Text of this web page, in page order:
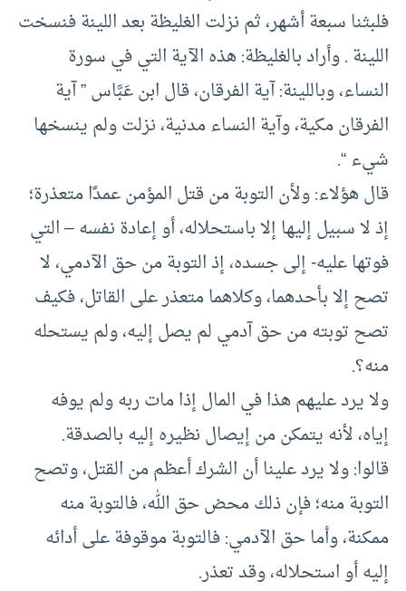
فلبثنا سبعة أشهر، ثم نزلت الغليظة بعد اللينة فنسخت
اللينة . وأراد بالغليظة: هذه الآية التي في سورة
النساء، وباللينة: آية الفرقان، قال ابن عَبَّاس ” آية
الفرقان مكية، وآية النساء مدنية، نزلت ولم ينسخها
شيء “.
قال هؤلاء: ولأن التوبة من قتل المؤمن عمدًا متعذرة؛
إذ لا سبيل إليها إلا باستحلاله، أو إعادة نفسه – التي
فوتها عليه- إلى جسده، إذ التوبة من حق الآدمي، لا
تصح إلا بأحدهما، وكلاهما متعذر على القاتل، فكيف
تصح توبته من حق آدمي لم يصل إليه، ولم يستحله
منه؟.
ولا يرد عليهم هذا في المال إذا مات ربه ولم يوفه
إياه، لأنه يتمكن من إيصال نظيره إليه بالصدقة.
قالوا: ولا يرد علينا أن الشرك أعظم من القتل، وتصح
التوبة منه؛ فإن ذلك محض حق الله، فالتوبة منه
ممكنة، وأما حق الآدمي: فالتوبة موقوفة على أدائه
إليه أو استحلاله، وقد تعذر.